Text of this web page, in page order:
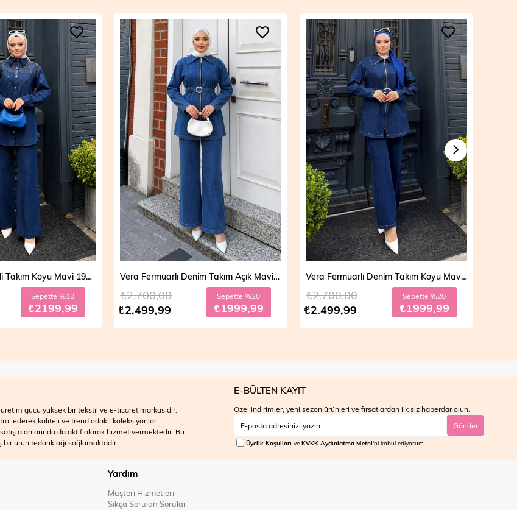
Vera Fermuarlı Denim Takım Açık Mavi 19298
Sepette %20
₺1999,99
Vera Fermuarlı Denim Takım Koyu Mavi 19298
₺2.499,99
₺2.700,00 Sepette %20
₺1999,99
Mila Çift Düğmeli Kot Trençkot Açık Mavi 19290
₺3.999,99
₺4.700,00 Sepette %30
₺2799,99
gücü yüksek bir tekstil ve e-ticaret markasıdır.
ederek kaliteli ve trend odaklı koleksiyonlar
alanlarında da aktif olarak hizmet vermektedir. Bu
ürün tedarik ağı sağlamaktadır
E-BÜLTEN KAYIT
Özel indirimler, yeni sezon ürünleri ve fırsatlardan ilk siz haberdar olun.
Gönder
Üyelik Koşulları ve KVKK Aydınlatma Metni'ni kabul ediyorum.
Yardım
Müşteri Hizmetleri
Sıkça Sorulan Sorular